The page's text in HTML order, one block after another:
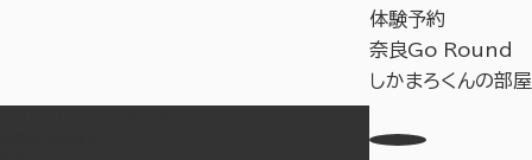
体験予約
奈良Go Round
しかまろくんの部屋